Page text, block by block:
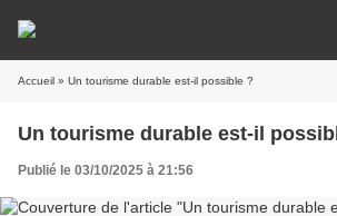
Accueil » Un tourisme durable est-il possible ?
Un tourisme durable est-il
Publié le 03/10/2025 à 21:56